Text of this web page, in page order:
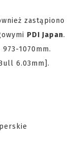
zastąpiono
PDI Japan.
1070mm.
6.03mm].